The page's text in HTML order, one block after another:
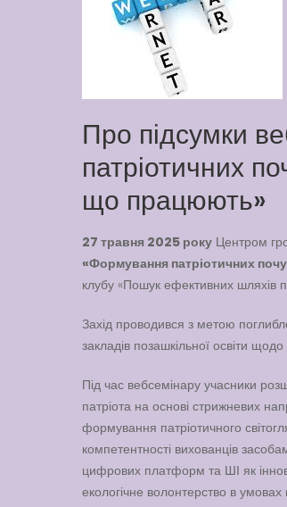
Про підсумки
патріотичних
що працюють»
27 травня 2025 року Центром
«Формування патріотичних
клубу «Пошук ефективних шляхів
Захід проводився з метою
закладів позашкільної освіти
Під час вебсемінару учасники
патріота на основі стрижневих
формування патріотичного
компетентності вихованців
цифрових платформ та ШІ як
екологічне волонтерство в умовах